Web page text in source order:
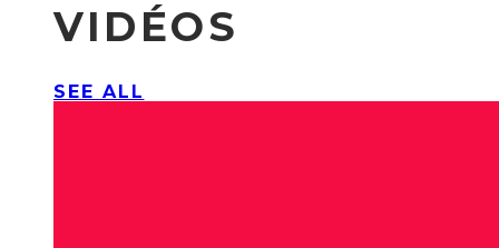
VIDÉOS
SEE ALL